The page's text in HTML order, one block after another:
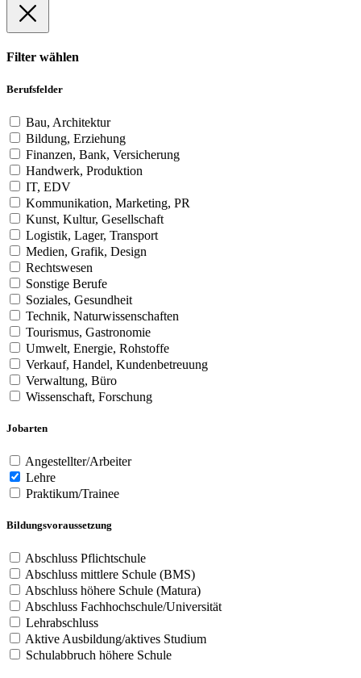
Filter wählen
Berufsfelder
Bau, Architektur
Bildung, Erziehung
Finanzen, Bank, Versicherung
Handwerk, Produktion
IT, EDV
Kommunikation, Marketing, PR
Kunst, Kultur, Gesellschaft
Logistik, Lager, Transport
Medien, Grafik, Design
Rechtswesen
Sonstige Berufe
Soziales, Gesundheit
Technik, Naturwissenschaften
Tourismus, Gastronomie
Umwelt, Energie, Rohstoffe
Verkauf, Handel, Kundenbetreuung
Verwaltung, Büro
Wissenschaft, Forschung
Jobarten
Angestellter/Arbeiter
Lehre
Praktikum/Trainee
Bildungsvoraussetzung
Abschluss Pflichtschule
Abschluss mittlere Schule (BMS)
Abschluss höhere Schule (Matura)
Abschluss Fachhochschule/Universität
Lehrabschluss
Aktive Ausbildung/aktives Studium
Schulabbruch höhere Schule